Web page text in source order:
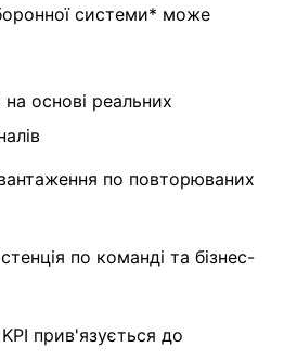
системи* може
основі реальних
по повторюваних
по команді та бізнес-
прив'язується до